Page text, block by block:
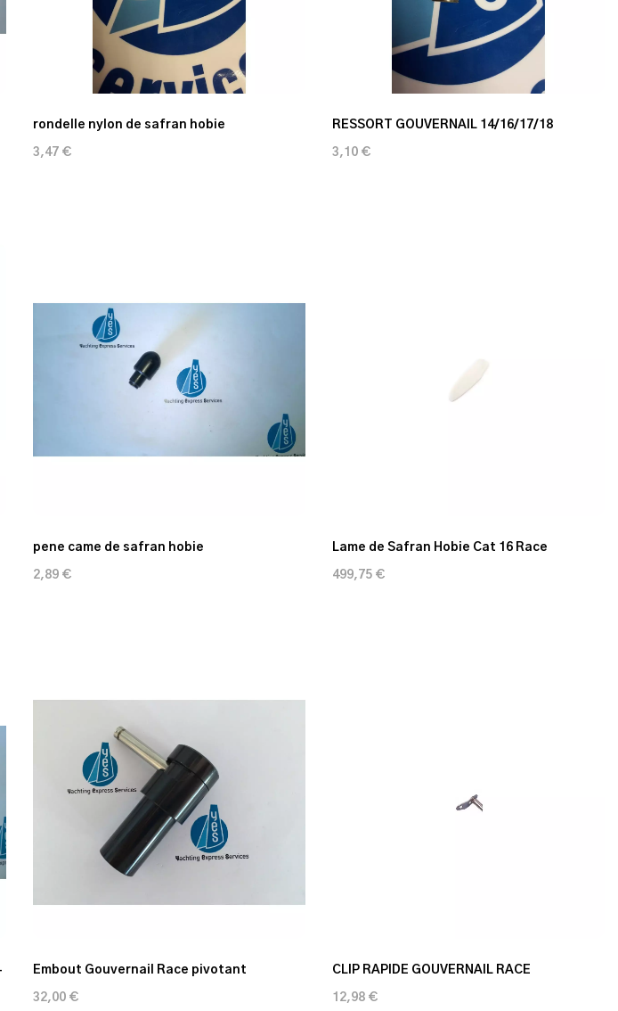
rondelle nylon de safran hobie
3,47 €
RESSORT GOUVERNAIL 14/16/17/18
3,10 €
pene came de safran hobie
2,89 €
Lame de Safran Hobie Cat 16 Race
499,75 €
Embout Gouvernail Race pivotant
32,00 €
CLIP RAPIDE GOUVERNAIL RACE
12,98 €